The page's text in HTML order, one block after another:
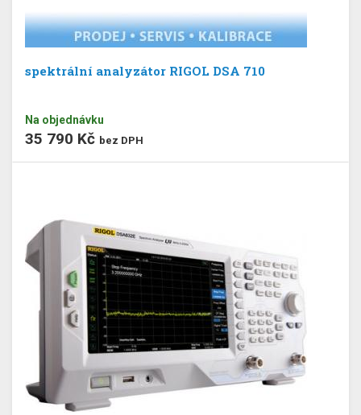
spektrální analyzátor RIGOL DSA 710
Na objednávku
35 790 Kč bez DPH